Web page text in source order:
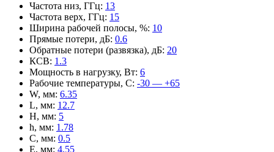
Частота низ, ГГц: 13
Частота верх, ГГц: 15
Ширина рабочей полосы, %: 10
Прямые потери, дБ: 0.6
Обратные потери (развязка), дБ: 20
КСВ: 1.3
Мощность в нагрузку, Вт: 6
Рабочие температуры, С: -30 — +65
W, мм: 6.35
L, мм: 12.7
H, мм: 5
h, мм: 1.78
C, мм: 0.5
E, мм: 4.55